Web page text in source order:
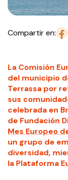
Compartir en:
La Comisión
del municipio
Terrassa por
sus
celebrada en
de Fundación
Mes Europeo
un grupo de
diversidad,
la Plataforma